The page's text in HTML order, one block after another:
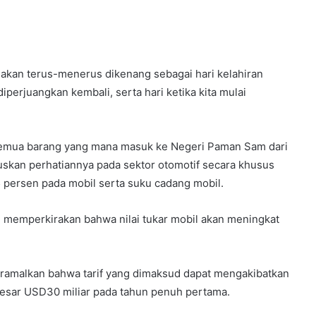
terus-menerus dikenang sebagai hari kelahiran
kembali, serta hari ketika kita mulai
barang yang mana masuk ke Negeri Paman Sam dari
perhatiannya pada sektor otomotif secara khusus
pada mobil serta suku cadang mobil.
bahwa nilai tukar mobil akan meningkat
bahwa tarif yang dimaksud dapat mengakibatkan
USD30 miliar pada tahun penuh pertama.